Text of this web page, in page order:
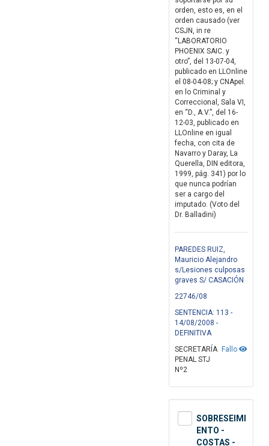
orden, esto es, en el
orden causado (ver
CSJN, in re
“LABORATORIO
PHOENIX SAIC. y
otro”, del 13-07-04,
publicado en LLOnline
el 08-04-08; y CNApel.
en lo Criminal y
Correccional, Sala VI,
en “D., A.V.”, del 16-
12-03, publicado en
LLOnline en igual
fecha, con cita de
Navarro y Daray, La
Querella, DIN editora,
1999, pág. 341) por lo
que nunca podrían
ser a cargo del
imputado. (Voto del
Dr. Balladini)
PAREDES RUIZ,
Mauricio Alejandro
s/Lesiones culposas
graves S/ CASACIÓN
22746/08
SENTENCIA: 113 -
14/08/2008 -
DEFINITIVA
Fallo
SECRETARÍA
PENAL STJ
Nº2
SOBRESEIMI
ENTO -
COSTAS -